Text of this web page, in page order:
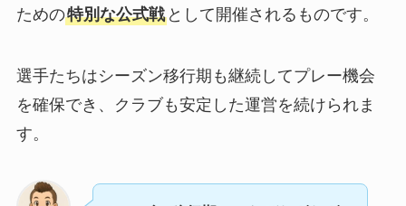
ための特別な公式戦として開催されるものです。
選手たちはシーズン移行期も継続してプレー機会
を確保でき、クラブも安定した運営を続けられま
す。